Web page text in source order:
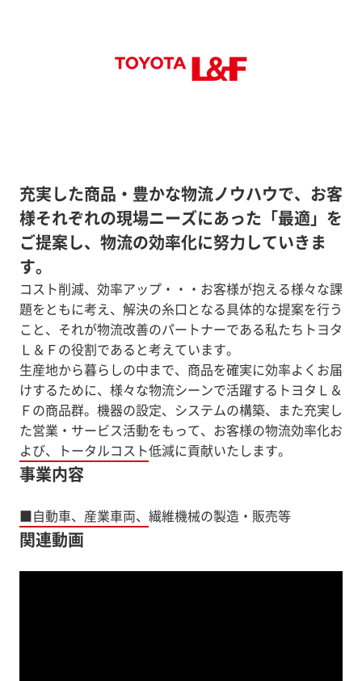
充実した商品・豊かな物流ノウハウで、お客
様それぞれの現場ニーズにあった「最適」を
ご提案し、物流の効率化に努力していきま
す。
コスト削減、効率アップ・・・お客様が抱える様々な課
題をともに考え、解決の糸口となる具体的な提案を行う
こと、それが物流改善のパートナーである私たちトヨタ
Ｌ＆Ｆの役割であると考えています。
生産地から暮らしの中まで、商品を確実に効率よくお届
けするために、様々な物流シーンで活躍するトヨタＬ＆
Ｆの商品群。機器の設定、システムの構築、また充実し
た営業・サービス活動をもって、お客様の物流効率化お
よび、トータルコスト低減に貢献いたします。
事業内容
■自動車、産業車両、繊維機械の製造・販売等
関連動画